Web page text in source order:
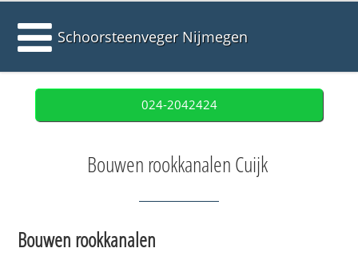
Schoorsteenveger Nijmegen
024-2042424
Bouwen rookkanalen Cuijk
Bouwen rookkanalen